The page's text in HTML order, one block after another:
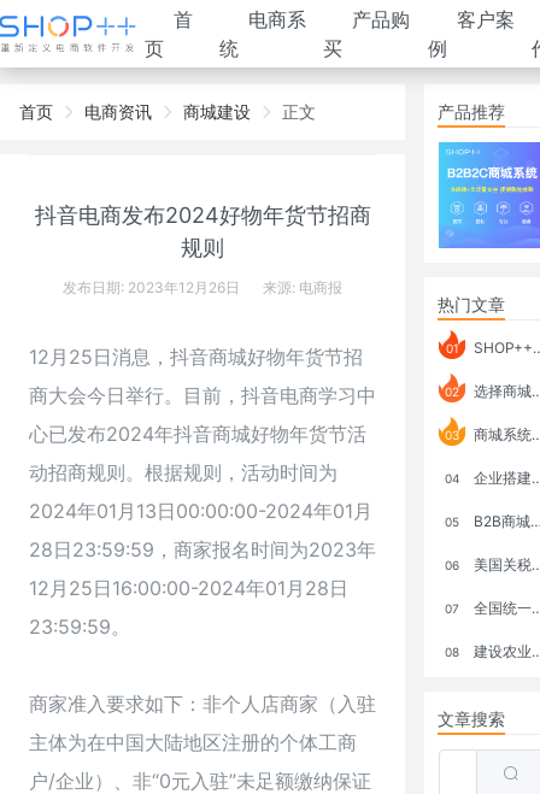
首
页
电商系
统
产品购
买
客户案
例
首页 电商资讯 商城建设 正文
抖音电商发布2024好物年货节招商
规则
发布日期: 2023年12月26日 来源: 电商报
12月25日消息，抖音商城好物年货节招
商大会今日举行。目前，抖音电商学习中
心已发布2024年抖音商城好物年货节活
动招商规则。根据规则，活动时间为
2024年01月13日00:00:00-2024年01月
28日23:59:59，商家报名时间为2023年
12月25日16:00:00-2024年01月28日
23:59:59。
商家准入要求如下：非个人店商家（入驻
主体为在中国大陆地区注册的个体工商
户/企业）、非“0元入驻”未足额缴纳保证
产品推荐
热门文章
01 SHOP++ B2B2C V9.1 全新发布 新亮点
02 选择商城系统要考虑哪些问题？
03 商城系统如何打通跨境电商模式？
04 企业搭建积分商城系统要注意什么？
05 B2B商城系统搭建：开发语言、功能、优势分析
06 美国关税政策冲击全球电商格局：五大类平台受重创，转型与自救成关键
07 全国统一大市场：电商如何掘金新蓝海？
08 建设农业强国，网上商城来助力！
文章搜索